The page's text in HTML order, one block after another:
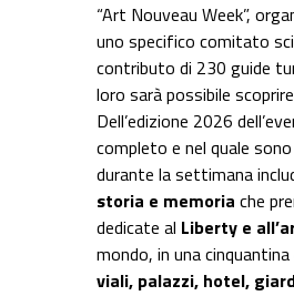
“Art Nouveau Week”,
uno specifico comitato
contributo di 230 guide
loro sarà possibile
Dell’edizione 2026
completo e nel quale sono
durante la settimana
storia e memoria che
dedicate al Liberty e
mondo, in una
viali, palazzi, hotel,